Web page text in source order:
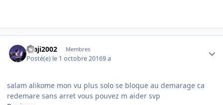
maji2002 Membres
Posté(e) le 1 octobre 20169 a
salam alikome mon vu plus solo se bloque au demarage ca
redemare sans arret vous pouvez m aider svp